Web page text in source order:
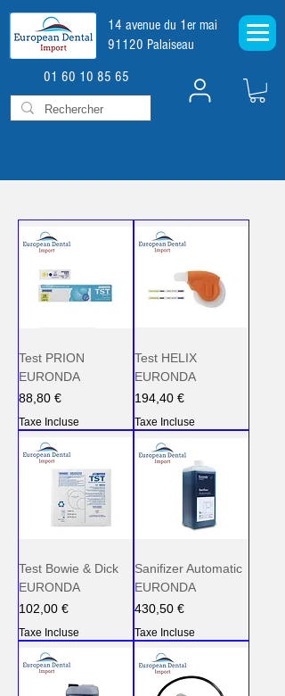
14 avenue du 1er mai
91120 Palaiseau
01 60 10 85 65
Test PRION
EURONDA
Prix
88,80 €
Taxe Incluse
Test HELIX
EURONDA
Prix
194,40 €
Taxe Incluse
Test Bowie & Dick
EURONDA
Prix
102,00 €
Taxe Incluse
Sanifizer Automatic
EURONDA
Prix
430,50 €
Taxe Incluse